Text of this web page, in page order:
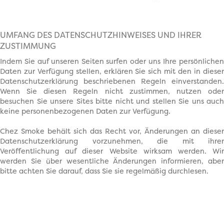
UMFANG DES DATENSCHUTZHINWEISES UND IHRER
ZUSTIMMUNG
Indem Sie auf unseren Seiten surfen oder uns Ihre persönlichen
Daten zur Verfügung stellen, erklären Sie sich mit den in dieser
Datenschutzerklärung beschriebenen Regeln einverstanden.
Wenn Sie diesen Regeln nicht zustimmen, nutzen oder
besuchen Sie unsere Sites bitte nicht und stellen Sie uns auch
keine personenbezogenen Daten zur Verfügung.
Chez Smoke behält sich das Recht vor, Änderungen an dieser
Datenschutzerklärung vorzunehmen, die mit ihrer
Veröffentlichung auf dieser Website wirksam werden. Wir
werden Sie über wesentliche Änderungen informieren, aber
bitte achten Sie darauf, dass Sie sie regelmäßig durchlesen.